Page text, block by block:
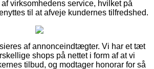
virksomhedens service, hvilket på
til at afveje kundernes tilfredshed.
af annonceindtægter. Vi har et tæt
shops på nettet i form af at vi
tilbud, og modtager honorar for så